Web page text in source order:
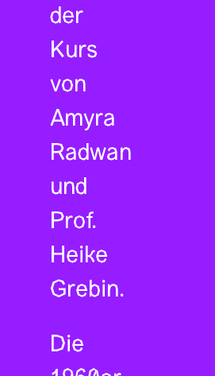
der
Kurs
von
Amyra
Radwan
und
Prof.
Heike
Grebin.
Die